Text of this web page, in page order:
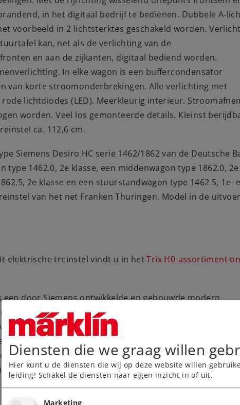
in het digitaal bedrijf te bedienen. Dubbele A-
voorbeeld in 2 lichtsterktes geschakeld worden.
kan, net als de verlichting van de
en aan de zijkanten, digitaal bediend worden.
In elke wagon is een buffercondensator
van korte stroomonderbrekingen. Alle verlichting met
lichtdiodes (LED). Meerkleurig interieur.
worden. Veel los gemonteerde details. Kleinst
ca. 112,6 cm.
Siemens Desiro HC serie 1462/1862 van de Deutsche
type 1462.0, 2e klasse, een middenwagon type 1862.0, 2e
2e klasse en een stuurstandwagon type 1462.5, 1e-
van het net Franken Thuringen. Model in de
elektrische treinstel vindt u in hetTrix H0-assortiment
een door Siemens ontwikkelde en gebouwde modern
die in een vierdelige en in een zesdelige
dit treinstel hebben één niveau, de tussenwagens zijn
de 105 meter lange vierdelige uitvoering een
Deutsche Bahn AG neemt met de
in het netwerk Franken-Südthüringen op de volgende
Diensten die we graag willen
Hier kunt u de diensten die wij op deze website willen
leiding! Schakel de diensten naar eigen inzicht in of uit.
Marketing